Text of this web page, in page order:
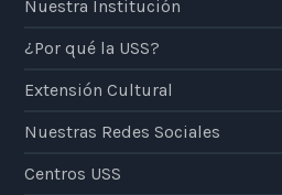
Nuestra Institución
¿Por qué la USS?
Extensión Cultural
Nuestras Redes Sociales
Centros USS